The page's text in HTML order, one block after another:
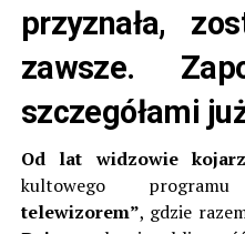
przyznała,
zawsze.
szczegółami
Od lat widzowie
kultowego
telewizorem”, gdzie